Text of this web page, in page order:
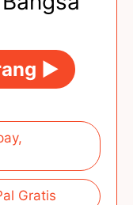
►
Gratis